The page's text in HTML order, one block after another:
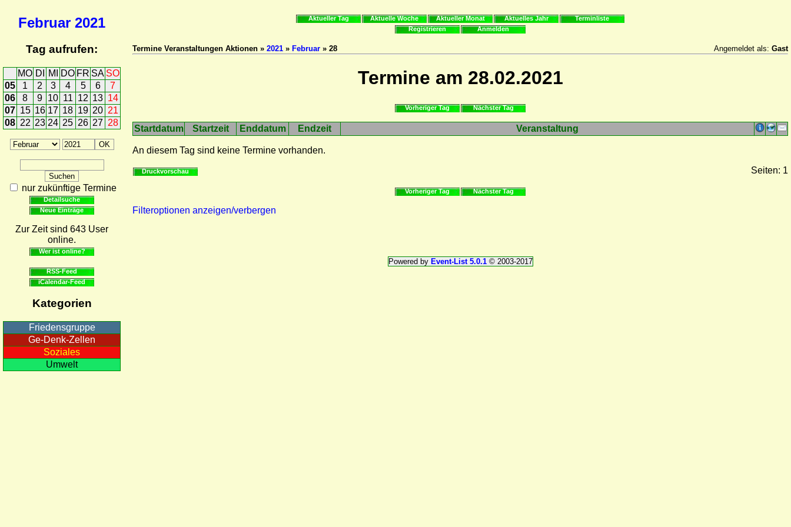
Februar 2021
Tag aufrufen:
MO DI MI DO FR SA SO
05
1 2 3 4 5 6
7
06
8 9 10 11 12 13 14
07 15 16 17 18 19 20 21
08 22 23 24 25 26 27 28
nur zukünftige Termine
Detailsuche
Neue Einträge
Zur Zeit sind 643 User
online.
Wer ist online?
RSS-Feed
iCalendar-Feed
Kategorien
Friedensgruppe
Ge-Denk-Zellen
Soziales
Umwelt
Aktueller Tag Aktuelle Woche Aktueller Monat Aktuelles Jahr
Terminliste
Registrieren
Anmelden
Termine Veranstaltungen Aktionen » 2021 » Februar » 28 Angemeldet als: Gast
Termine am 28.02.2021
Vorheriger Tag Nächster Tag
Startdatum Startzeit Enddatum Endzeit Veranstaltung
An diesem Tag sind keine Termine vorhanden.
Druckvorschau Seiten: 1
Vorheriger Tag Nächster Tag
Filteroptionen anzeigen/verbergen
Powered by Event-List 5.0.1© 2003-2017